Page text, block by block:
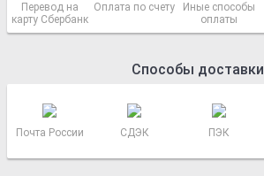
Перевод на
карту Сбербанк
Оплата по счету
Иные способы
оплаты
Способы доставки
Почта России СДЭК ПЭК